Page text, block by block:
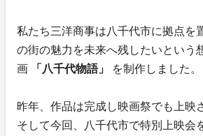
私たち三洋商事は八千代市に拠点を
の街の魅力を未来へ残したいという
画
「八千代物語」 を制作しました。
昨年、作品は完成し映画祭でも上映
そして今回、八千代市で特別上映会